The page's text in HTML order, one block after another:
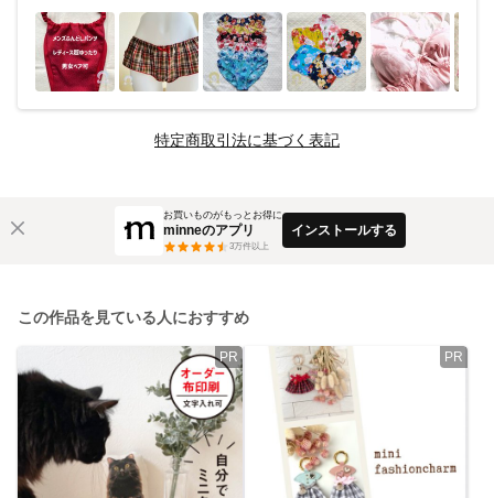
特定商取引法に基づく表記
お買いものがもっとお得に
minneのアプリ
3万件以上
インストールする
この作品を見ている人におすすめ
PR PR